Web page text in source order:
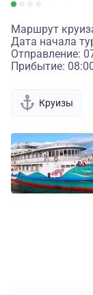
Маршрут
Дата начала
Отправление:
Прибытие:
Круизы